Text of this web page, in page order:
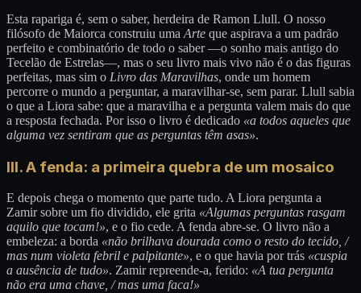
Esta rapariga é, sem o saber, herdeira de Ramon Llull. O nosso
filósofo de Maiorca construiu uma Arte que aspirava a um padrão
perfeito e combinatório de todo o saber —o sonho mais antigo do
Tecelão de Estrelas—, mas o seu livro mais vivo não é o das figuras
perfeitas, mas sim o Livro das Maravilhas, onde um homem
percorre o mundo a perguntar, a maravilhar-se, sem parar. Llull sabia
o que a Liora sabe: que a maravilha e a pergunta valem mais do que
a resposta fechada. Por isso o livro é dedicado «a todos aqueles que
alguma vez sentiram que as perguntas têm asas».
III. A fenda: a primeira quebra de um mosaico
E depois chega o momento que parte tudo. A Liora pergunta a
Zamir sobre um fio dividido, ele grita «Algumas perguntas rasgam
aquilo que tocam!», e o fio cede. A fenda abre-se. O livro não a
embeleza: a borda «não brilhava dourada como o resto do tecido, /
mas num violeta febril e palpitante», e o que havia por trás «cuspia
a ausência de tudo». Zamir repreende-a, ferido: «A tua pergunta
não era uma chave, / mas uma faca!»